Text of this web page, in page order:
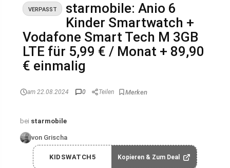
VERPASST
starmobile: Anio 6
Kinder Smartwatch +
Vodafone Smart Tech M 3GB
LTE für 5,99 € / Monat + 89,90
€ einmalig
am 22.08.2024 0 Teilen
bei starmobile
von Grischa
KIDSWATCH5 Kopieren & Zum Deal